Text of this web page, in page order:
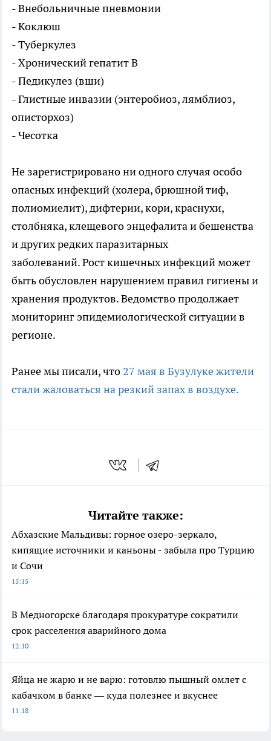
- Внебольничные пневмонии
- Коклюш
- Туберкулез
- Хронический гепатит В
- Педикулез (вши)
- Глистные инвазии (энтеробиоз, лямблиоз,
описторхоз)
- Чесотка
Не зарегистрировано ни одного случая особо
опасных инфекций (холера, брюшной тиф,
полиомиелит), дифтерии, кори, краснухи,
столбняка, клещевого энцефалита и бешенства
и других редких паразитарных
заболеваний. Рост кишечных инфекций может
быть обусловлен нарушением правил гигиены и
хранения продуктов. Ведомство продолжает
мониторинг эпидемиологической ситуации в
регионе.
Ранее мы писали, что 27 мая в Бузулуке жители
стали жаловаться на резкий запах в воздухе.
Читайте также:
Абхазские Мальдивы: горное озеро-зеркало,
кипящие источники и каньоны - забыла про Турцию
и Сочи
15:15
В Медногорске благодаря прокуратуре сократили
срок расселения аварийного дома
12:10
Яйца не жарю и не варю: готовлю пышный омлет с
кабачком в банке — куда полезнее и вкуснее
11:18